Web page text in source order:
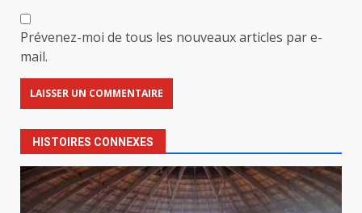
Prévenez-moi de tous les nouveaux articles par e-
mail.
HISTOIRES CONNEXES